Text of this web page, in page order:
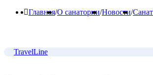
Главная/О санатории/Новости/
TravelLine